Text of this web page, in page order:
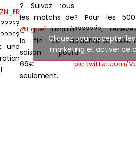
une
? Suivez tous
les matchs de
@Ligue1jusqu’à
la fin de la
saison pour
69€
seulement.
? Pour les 500
??????́?,
d’achat de 100€
à
pic.twitter.com/
Cliquez pour accepter
marketing et activer ce